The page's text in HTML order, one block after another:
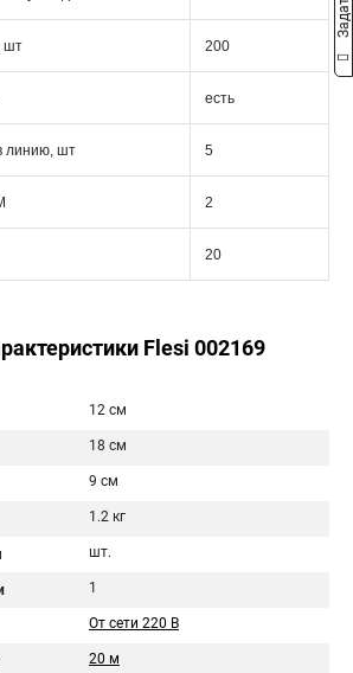
шт 200
есть
линию, шт 5
2
20
Flesi 002169
12 см
18 см
9 см
1.2 кг
шт.
1
От сети 220 В
20 м